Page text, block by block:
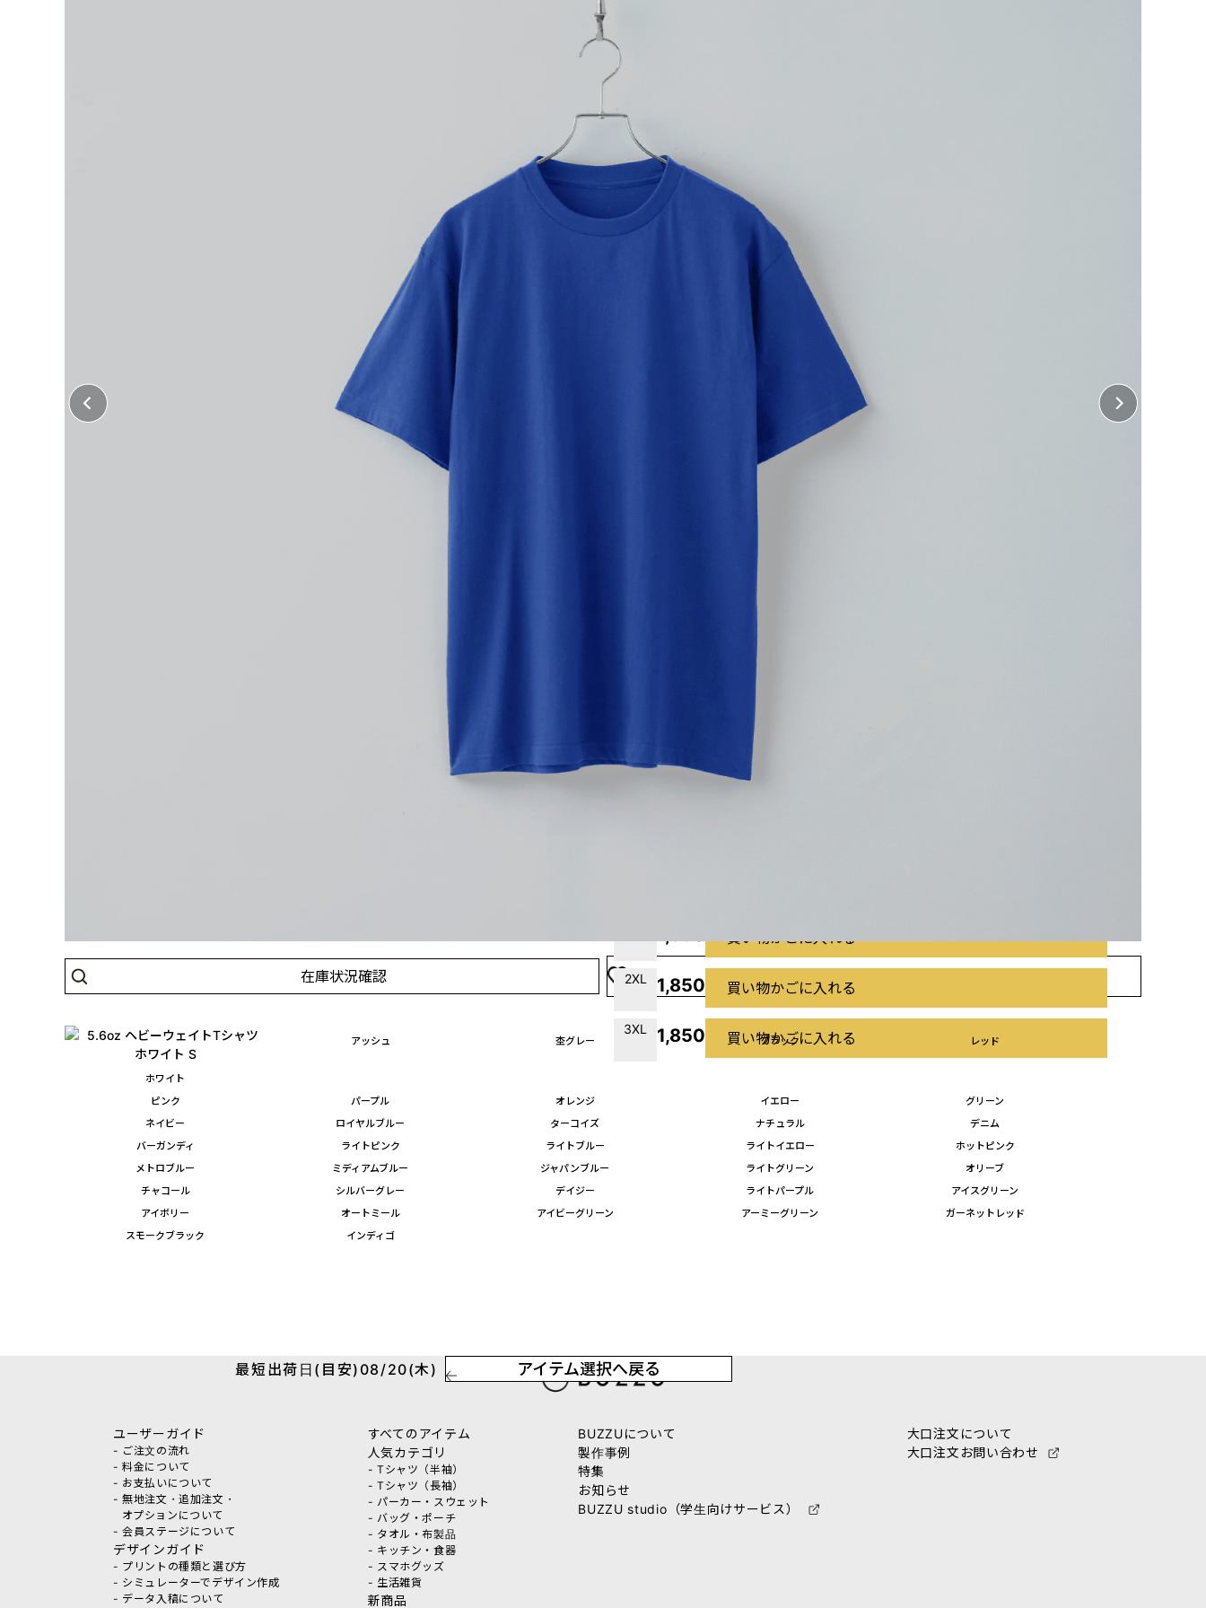
在庫状況確認
ホワイト
アッシュ 杢グレー ブラック レッド
ピンク パープル オレンジ イエロー
グリーン
ネイビー
ロイヤルブルー ターコイズ ナチュラル
デニム
バーガンディ
ライトピンク ライトブルー ライトイエロー
ホットピンク
メトロブルー
ミディアムブルー ジャパンブルー ライトグリーン
オリーブ
チャコール
シルバーグレー デイジー ライトパープル
アイスグリーン
アイボリー
オートミール アイビーグリーン アーミーグリーン
ガーネットレッド
スモークブラック
インディゴ
どんな服装にも合わせやすい、ヘビーウェイトＴシャツ。
ほど良い生地の厚みと、左右両肩ラインから首後ろまでテープ処理を施すことで、型
崩れを防ぎ、高耐久性を実現します。スポーツの練習着や飲食店のユニフォームな
ど、洗濯機会の多いシーンで特に活躍します。
※ユニセックス
同シリーズのレディース向けはこちら
※こちらは無地商品です。プリント加工は含まれておりません。
・ 左胸、右胸、左袖、右袖、襟下
横10cm×縦10cm
・ 胸中央、背中中央
横32cm×縦38cm
横32cm×縦15cm（インクジェット、ホワイトインク
買い物かごに入れる
2XL 1,850 買い物かごに入れる
3XL 1,850 買い物かごに入れる
最短出荷日(目安)08/20(木) アイテム選択へ戻る
ユーザーガイド
- ご注文の流れ
- 料金について
- お支払いについて
- 無地注文・追加注文・
オプションについて
- 会員ステージについて
デザインガイド
- プリントの種類と選び方
- シミュレーターでデザイン作成
- データ入稿について
すべてのアイテム
人気カテゴリ
- Tシャツ（半袖）
- Tシャツ（長袖）
- パーカー・スウェット
- バッグ・ポーチ
- タオル・布製品
- キッチン・食器
- スマホグッズ
- 生活雑貨
新商品
BUZZUについて
製作事例
特集
お知らせ
BUZZU studio（学生向けサービス）
大口注文について
大口注文お問い合わせ